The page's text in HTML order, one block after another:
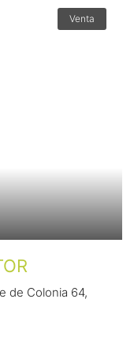
Venta
de Colonia 64,